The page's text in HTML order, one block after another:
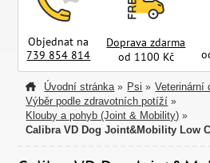
Objednat na
739 854 814
Doprava zdarma
od 1100 Kč
Úvodní stránka » Psi » Veterinární
Výběr podle zdravotních potíží »
Klouby a pohyb (Joint & Mobility) »
Calibra VD Dog Joint&Mobility Low